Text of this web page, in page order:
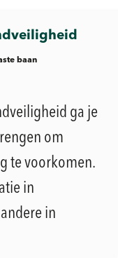
baan
ga je
om
te voorkomen.
in
in